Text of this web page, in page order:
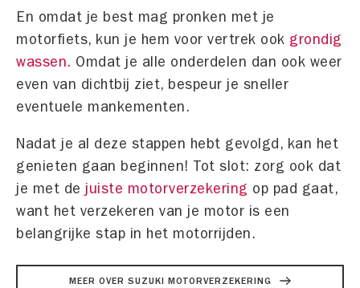
En omdat je best mag pronken met je
motorfiets, kun je hem voor vertrek ook grondig
wassen. Omdat je alle onderdelen dan ook weer
even van dichtbij ziet, bespeur je sneller
eventuele mankementen.
Nadat je al deze stappen hebt gevolgd, kan het
genieten gaan beginnen! Tot slot: zorg ook dat
je met de juiste motorverzekering op pad gaat,
want het verzekeren van je motor is een
belangrijke stap in het motorrijden.
MEER OVER SUZUKI MOTORVERZEKERING